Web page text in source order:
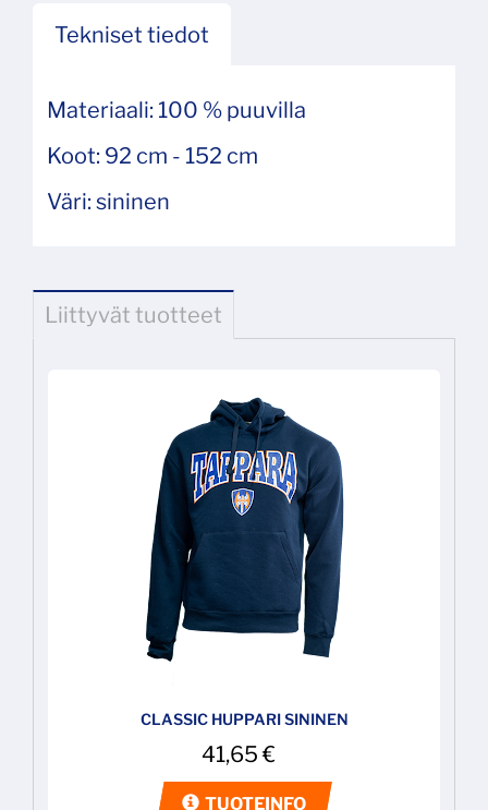
Tekniset tiedot
Materiaali: 100 % puuvilla
Koot: 92 cm - 152 cm
Väri: sininen
Liittyvät tuotteet
CLASSIC HUPPARI SININEN
41,65€
TUOTEINFO